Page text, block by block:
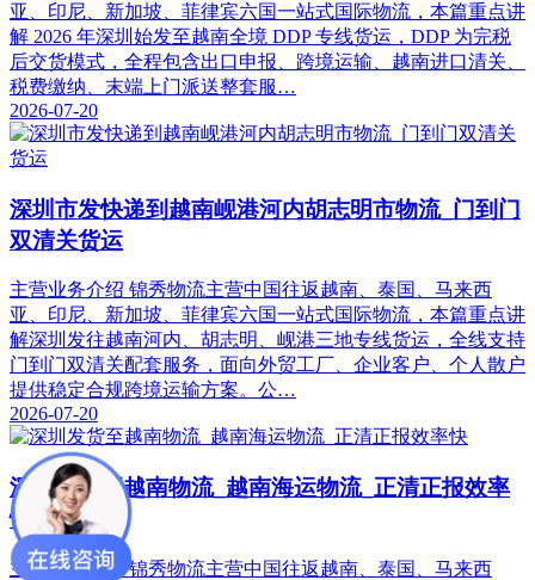
亚、印尼、新加坡、菲律宾六国一站式国际物流，本篇重点讲
解 2026 年深圳始发至越南全境 DDP 专线货运，DDP 为完税
后交货模式，全程包含出口申报、跨境运输、越南进口清关、
税费缴纳、末端上门派送整套服…
2026-07-20
深圳市发快递到越南岘港河内胡志明市物流_门到门
双清关货运
主营业务介绍 锦秀物流主营中国往返越南、泰国、马来西
亚、印尼、新加坡、菲律宾六国一站式国际物流，本篇重点讲
解深圳发往越南河内、胡志明、岘港三地专线货运，全线支持
门到门双清关配套服务，面向外贸工厂、企业客户、个人散户
提供稳定合规跨境运输方案。公…
2026-07-20
深圳发货至越南物流_越南海运物流_正清正报效率
快
主营业务介绍 锦秀物流主营中国往返越南、泰国、马来西